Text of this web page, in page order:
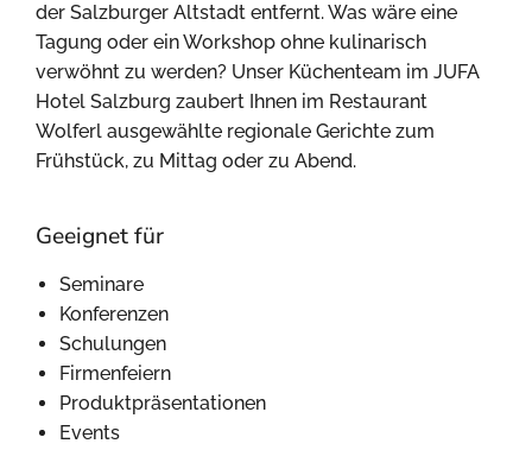
der Salzburger Altstadt entfernt. Was wäre eine
Tagung oder ein Workshop ohne kulinarisch
verwöhnt zu werden? Unser Küchenteam im JUFA
Hotel Salzburg zaubert Ihnen im Restaurant
Wolferl ausgewählte regionale Gerichte zum
Frühstück, zu Mittag oder zu Abend.
Geeignet für
Seminare
Konferenzen
Schulungen
Firmenfeiern
Produktpräsentationen
Events